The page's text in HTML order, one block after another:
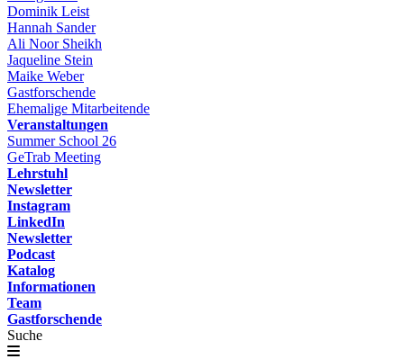
Dominik Leist
Hannah Sander
Ali Noor Sheikh
Jaqueline Stein
Maike Weber
Gastforschende
Ehemalige Mitarbeitende
Veranstaltungen
Summer School 26
GeTrab Meeting
Lehrstuhl
Newsletter
Instagram
LinkedIn
Newsletter
Podcast
Katalog
Informationen
Team
Gastforschende
Suche